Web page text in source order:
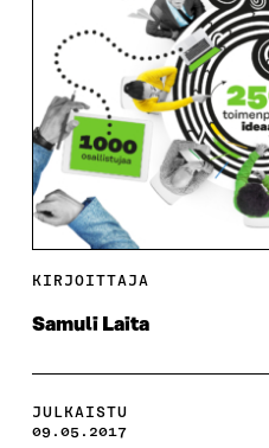
KIRJOITTAJA
Samuli Laita
JULKAISTU
09.05.2017